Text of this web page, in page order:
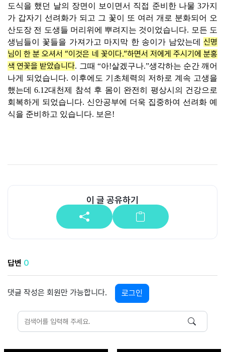
도식을 했던 날의 장면이 보이면서 직접 준비한 나물 3가지
가 갑자기 선려화가 되고 그 꽃이 또 여러 개로 분화되어 오
산도장 전 도생들 머리위에 뿌려지는 것이었습니다. 모든 도
생님들이 꽃들을 가져가고 마지막 한 송이가 남았는데 신명
님이 한 분 오셔서 “이것은 네 꽃이다.”하면서 저에게 주시기에 분홍
색 연꽃을 받았습니다. 그때 “아!살겠구나.”생각하는 순간 깨어
나게 되었습니다. 이후에도 기초체력의 저하로 계속 고생을
했는데 6.12대천제 참석 후 몸이 완전히 평상시의 건강으로
회복하게 되었습니다. 신안공부에 더욱 집중하여 선려화 예
식을 준비하고 있습니다. 보은!
이 글 공유하기
답변 0
댓글 작성은 회원만 가능합니다. 로그인